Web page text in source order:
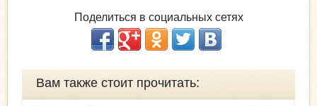
Поделиться в социальных сетях
Вам также стоит прочитать: